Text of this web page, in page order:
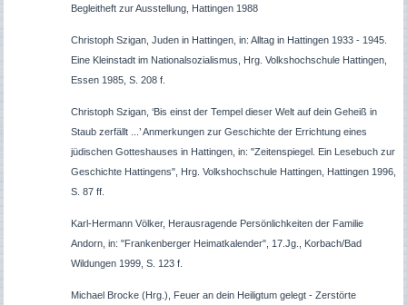
Begleitheft zur Ausstellung, Hattingen 1988
Christoph Szigan, Juden in Hattingen, in: Alltag in Hattingen 1933 - 1945.
Eine Kleinstadt im Nationalsozialismus, Hrg. Volkshochschule Hattingen,
Essen 1985, S. 208 f.
Christoph Szigan, ‘Bis einst der Tempel dieser Welt auf dein Geheiß in
Staub zerfällt ...’ Anmerkungen zur Geschichte der Errichtung eines
jüdischen Gotteshauses in Hattingen, in: "Zeitenspiegel. Ein Lesebuch zur
Geschichte Hattingens", Hrg. Volkshochschule Hattingen, Hattingen 1996,
S. 87 ff.
Karl-Hermann Völker, Herausragende Persönlichkeiten der Familie
Andorn, in: "Frankenberger Heimatkalender", 17.Jg., Korbach/Bad
Wildungen 1999, S. 123 f.
Michael Brocke (Hrg.), Feuer an dein Heiligtum gelegt - Zerstörte